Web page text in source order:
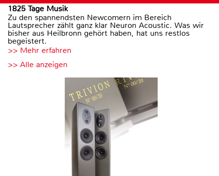
1825 Tage Musik
Zu den spannendsten Newcomern im Bereich
Lautsprecher zählt ganz klar Neuron Acoustic. Was wir
bisher aus Heilbronn gehört haben, hat uns restlos
begeistert.
>> Mehr erfahren
>> Alle anzeigen